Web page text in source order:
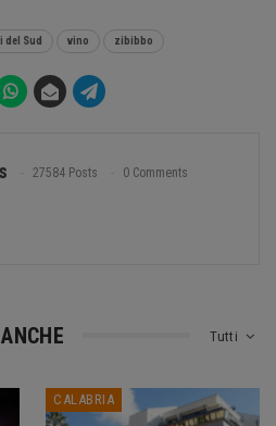
del Sud vino zibibbo
27584 Posts 0 Comments
Tutti
CALABRIA